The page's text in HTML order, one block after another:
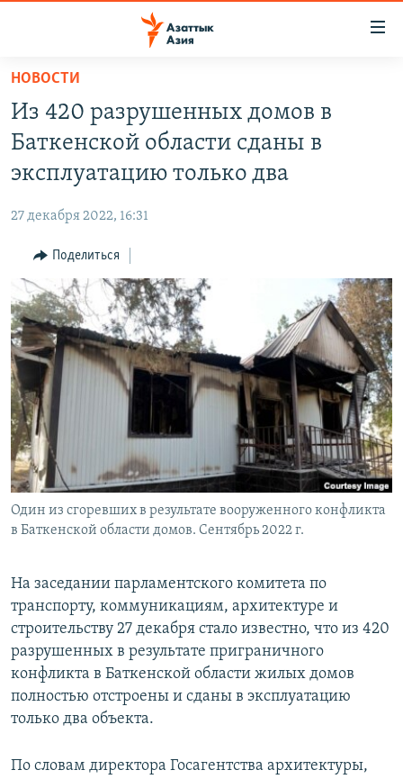
Вернуться
основному
содержанию
главной
навигации
Вернутся
поиску
КАЗАХСТАН
ТАДЖИКИСТАН
ҚАЗАҚША
КЫРГЫЗЧА
ЎЗБЕКЧА
ТОҶИКӢ
TÜRKMENÇE
Все сайты РСЕ/РС
НОВОСТИ
Из 420 разрушенных домов в
Баткенской области сданы в
эксплуатацию только два
27 декабря 2022, 16:31
Поделиться
Один из сгоревших в результате вооруженного конфликта
в Баткенской области домов. Сентябрь 2022 г.
На заседании парламентского комитета по
транспорту, коммуникациям, архитектуре и
строительству 27 декабря стало известно, что из 420
разрушенных в результате приграничного
конфликта в Баткенской области жилых домов
полностью отстроены и сданы в эксплуатацию
только два объекта.
По словам директора Госагентства архитектуры,